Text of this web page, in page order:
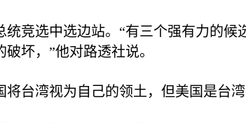
竞选中选边站。“有三个强有力的
坏，”他对路透社说。
台湾视为自己的领土，但美国是台